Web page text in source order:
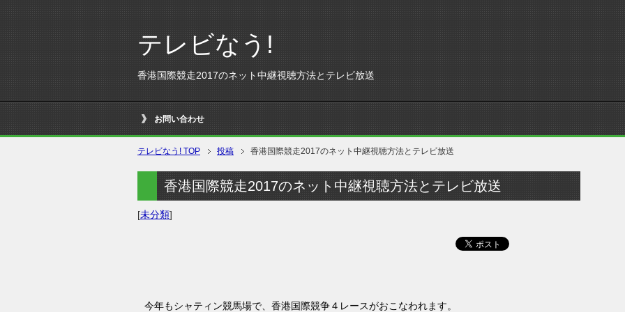
テレビなう!
香港国際競走2017のネット中継視聴方法とテレビ放送
お問い合わせ
テレビなう! TOP 投稿 香港国際競走2017のネット中継視聴方法とテレビ放送
香港国際競走2017のネット中継視聴方法とテレビ放送
[未分類]
今年もシャティン競馬場で、香港国際競争４レースがおこなわれます。